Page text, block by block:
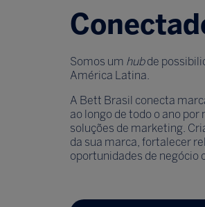
Somos um hubde
América Latina.
A Bett Brasil conecta
ao longo de todo o ano
soluções de marketing.
da sua marca, fortalecer
oportunidades de negócio